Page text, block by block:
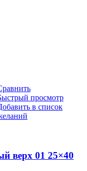
просмотр
в список
верх 01 25×40